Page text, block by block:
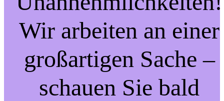
Wir arbeiten an einer
großartigen Sache –
schauen Sie bald